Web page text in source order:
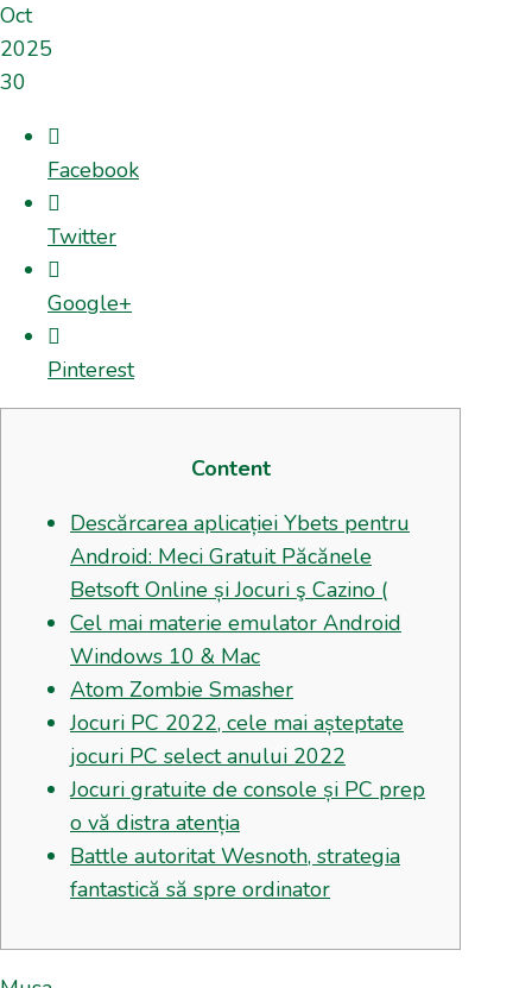
Oct
2025
30
Facebook
Twitter
Google+
Pinterest
Content
Descărcarea aplicației Ybets pentru
Android: Meci Gratuit Păcănele
Betsoft Online și Jocuri ş Cazino (
Cel mai materie emulator Android
Windows 10 & Mac
Atom Zombie Smasher
Jocuri PC 2022, cele mai așteptate
jocuri PC select anului 2022
Jocuri gratuite de console și PC prep
o vă distra atenția
Battle autoritat Wesnoth, strategia
fantastică să spre ordinator